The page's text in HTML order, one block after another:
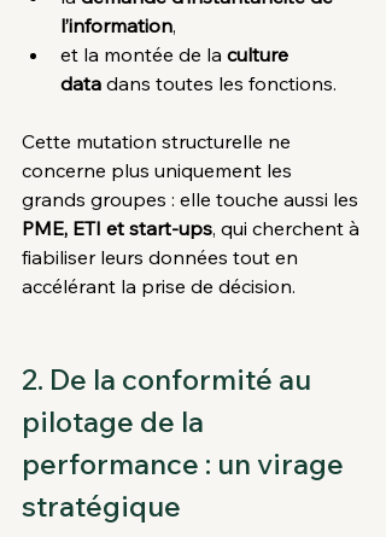
l’information,
et la montée de la culture
data dans toutes les fonctions.
Cette mutation structurelle ne
concerne plus uniquement les
grands groupes : elle touche aussi les
PME, ETI et start-ups, qui cherchent à
fiabiliser leurs données tout en
accélérant la prise de décision.
2. De la conformité au
pilotage de la
performance : un virage
stratégique